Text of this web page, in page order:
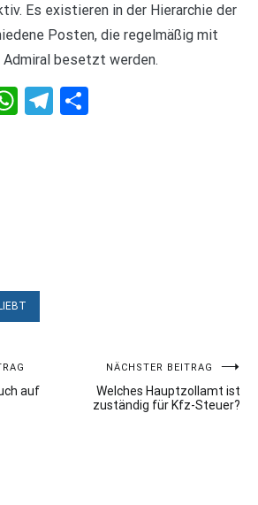
Es existieren in der Hierarchie der
Posten, die regelmäßig mit
Admiral besetzt werden.
WhatsApp
Telegram
auf
NÄCHSTER BEITRAG
Welches Hauptzollamt ist
zuständig für Kfz-Steuer?